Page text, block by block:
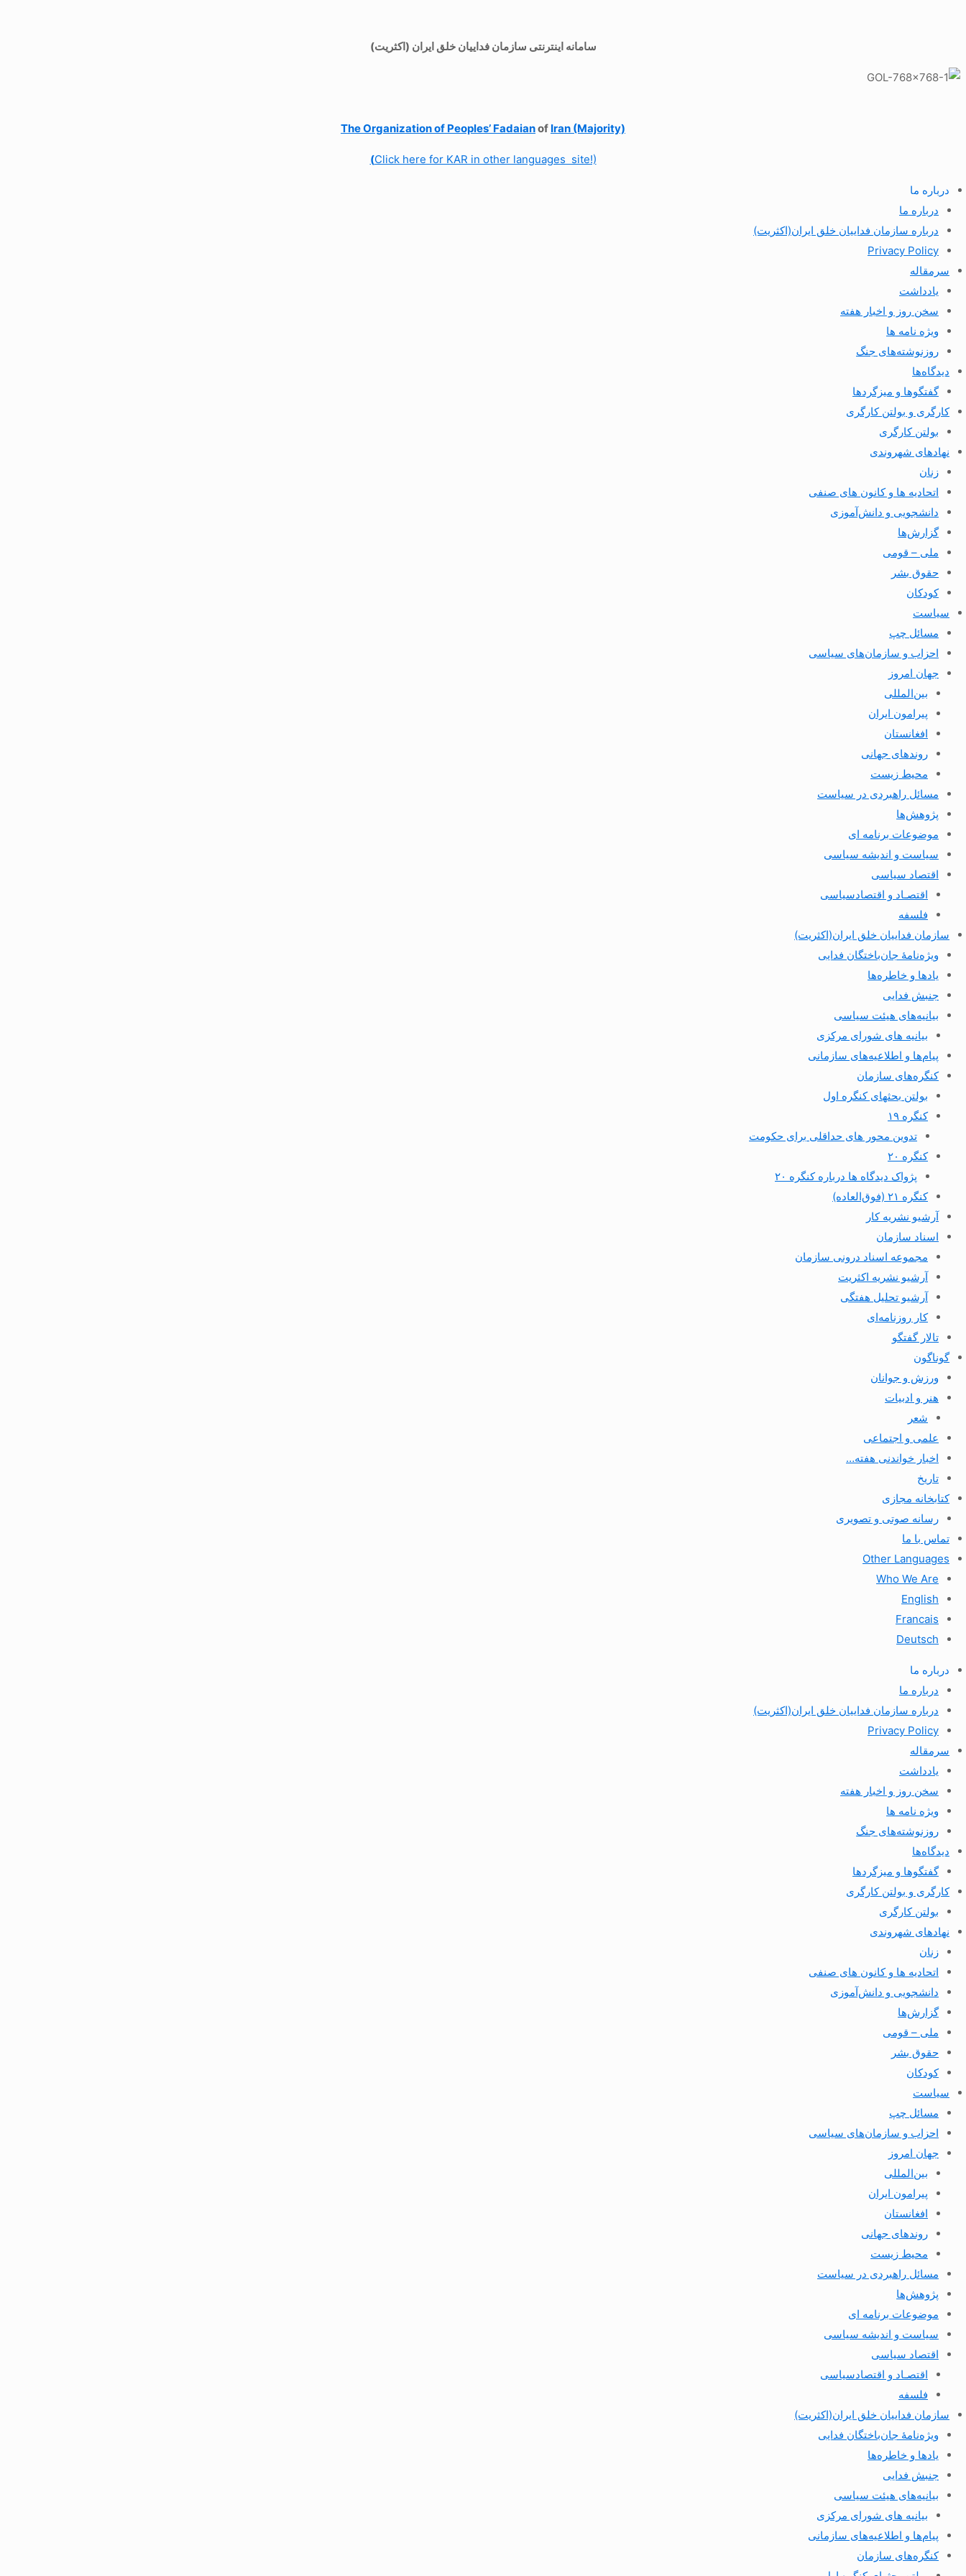
سامانه اینترنتی سازمان فداییان خلق ایران (اکثریت)
The Organization of Peoples’ Fadaianof Iran (Majority)
(Click here for KAR in other languages site!)
درباره ما
درباره ما
درباره سازمان فداییان خلق ایران(اکثریت)
Privacy Policy
سرمقاله
یادداشت
سخن روز و اخبار هفته
ویژه نامه ها
روزنوشته‌های جنگ
دیدگاه‌ها
گفتگوها و میزگردها
کارگری و بولتن کارگری
بولتن کارگری
نهادهای شهروندی
زنان
اتحادیه ها و کانون های صنفی
دانشجویی و دانش‌آموزی
گزارش‌ها
ملی – قومی
حقوق بشر
کودکان
سیاست
مسائل چپ
احزاب و سازمان‌های سیاسی
جهان امروز
بین‌المللی
پیرامون ایران
افغانستان
روندهای جهانی
محیط زیست
مسائل راهبردی در سیاست
پژوهش‌ها
موضوعات برنامه ای
سیاست و اندیشه سیاسی
اقتصاد سیاسی
اقتصـاد و اقتصاد‌سیاسی
فلسفه
سازمان فداییان خلق ایران(اکثریت)
ویژه‌نامهٔ جان‌باختگان فدایی
یادها و خاطره‌ها
جنبش فدایی
بیانیه‌های هیئت سیاسی
بیانیه های شورای مرکزی
پیام‌ها و اطلاعیه‌های سازمانی
کنگره‌های سازمان
بولتن بحثهای کنگره اول
کنگره ۱۹
تدوین محور های حداقلی برای حکومت
کنگره ۲۰
پژواک دیدگاه ها درباره کنگره ۲۰
کنگره ۲۱ (فوق‌العاده)
آرشیو نشریه کار
اسناد سازمان
مجموعه اسناد درونی سازمان
آرشیو نشریه اکثریت
آرشیو تحلیل هفتگی
کار روزنامه‌ای
تالار گفتگو
گوناگون
ورزش و جوانان
هنر و ادبیات
شعر
علمی و اجتماعی
اخبار خواندنی هفته…
تاریخ
کتابخانه مجازی
رسانه صوتی و تصویری
تماس با ما
Other Languages
Who We Are
English
Francais
Deutsch
درباره ما
درباره ما
درباره سازمان فداییان خلق ایران(اکثریت)
Privacy Policy
سرمقاله
یادداشت
سخن روز و اخبار هفته
ویژه نامه ها
روزنوشته‌های جنگ
دیدگاه‌ها
گفتگوها و میزگردها
کارگری و بولتن کارگری
بولتن کارگری
نهادهای شهروندی
زنان
اتحادیه ها و کانون های صنفی
دانشجویی و دانش‌آموزی
گزارش‌ها
ملی – قومی
حقوق بشر
کودکان
سیاست
مسائل چپ
احزاب و سازمان‌های سیاسی
جهان امروز
بین‌المللی
پیرامون ایران
افغانستان
روندهای جهانی
محیط زیست
مسائل راهبردی در سیاست
پژوهش‌ها
موضوعات برنامه ای
سیاست و اندیشه سیاسی
اقتصاد سیاسی
اقتصـاد و اقتصاد‌سیاسی
فلسفه
سازمان فداییان خلق ایران(اکثریت)
ویژه‌نامهٔ جان‌باختگان فدایی
یادها و خاطره‌ها
جنبش فدایی
بیانیه‌های هیئت سیاسی
بیانیه های شورای مرکزی
پیام‌ها و اطلاعیه‌های سازمانی
کنگره‌های سازمان